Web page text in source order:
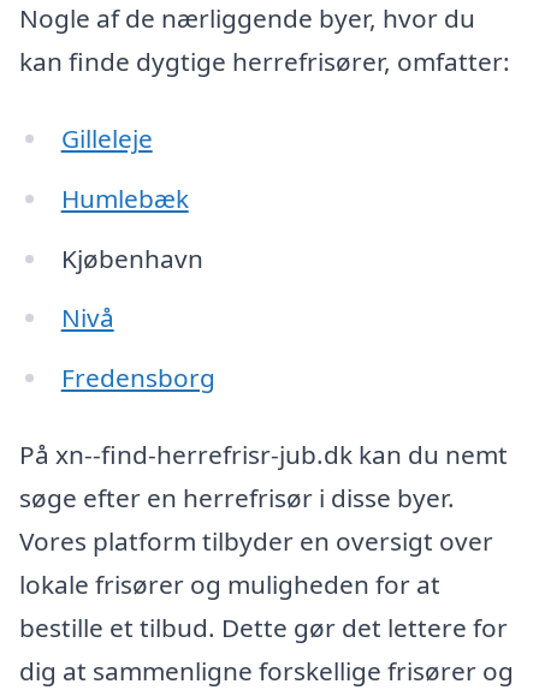
Nogle af de nærliggende byer, hvor du
kan finde dygtige herrefrisører, omfatter:
Gilleleje
Humlebæk
Kjøbenhavn
Nivå
Fredensborg
På xn--find-herrefrisr-jub.dk kan du nemt
søge efter en herrefrisør i disse byer.
Vores platform tilbyder en oversigt over
lokale frisører og muligheden for at
bestille et tilbud. Dette gør det lettere for
dig at sammenligne forskellige frisører og